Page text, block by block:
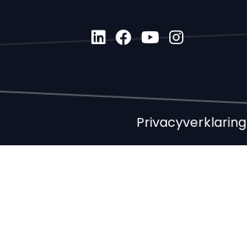
Privacyverklaring